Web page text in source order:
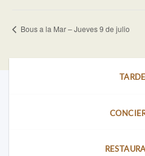
Bous a la Mar – Jueves 9 de julio